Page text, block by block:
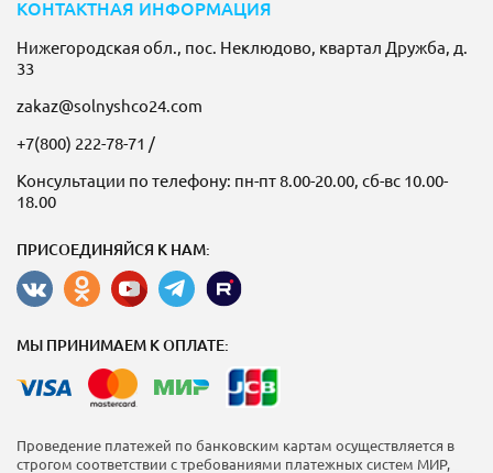
КОНТАКТНАЯ ИНФОРМАЦИЯ
Нижегородская обл., пос. Неклюдово, квартал Дружба, д.
33
zakaz@solnyshco24.com
+7(800) 222-78-71 /
Консультации по телефону: пн-пт 8.00-20.00, сб-вс 10.00-
18.00
ПРИСОЕДИНЯЙСЯ К НАМ:
МЫ ПРИНИМАЕМ К ОПЛАТЕ:
Проведение платежей по банковским картам осуществляется в
строгом соответствии с требованиями платежных систем МИР,